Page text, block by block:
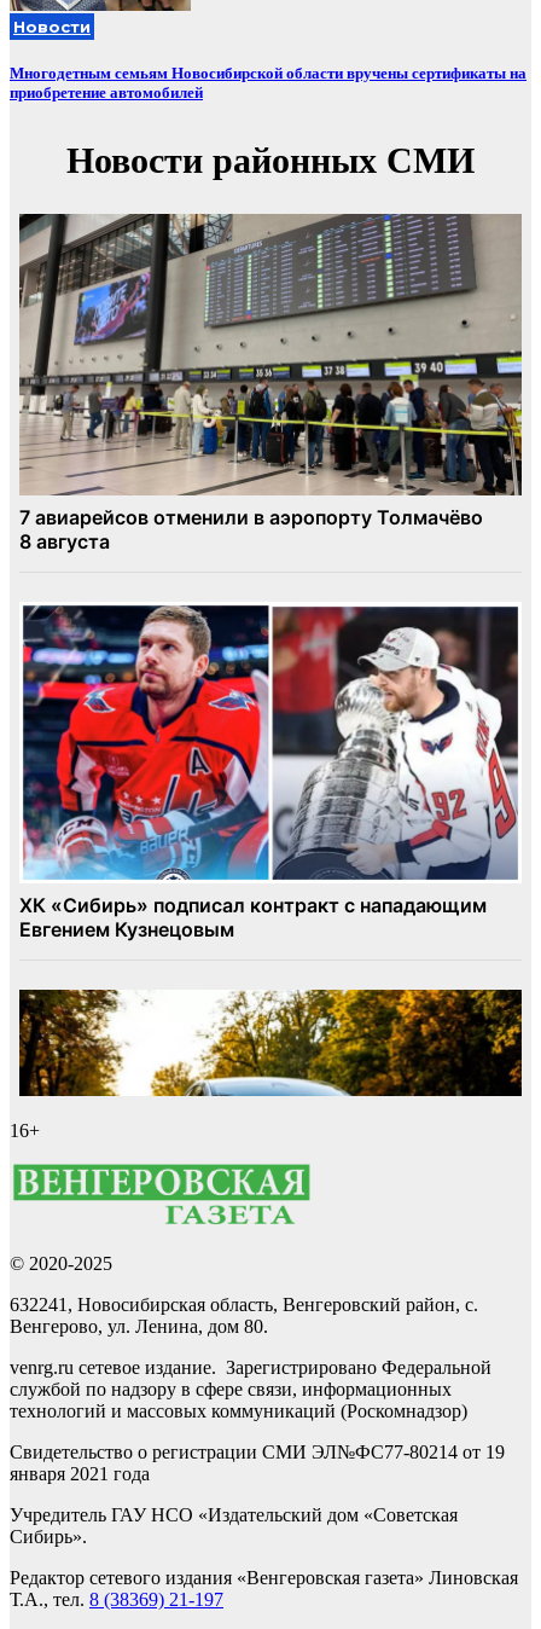
Новости
Многодетным семьям Новосибирской области вручены сертификаты на
приобретение автомобилей
16+
© 2020-2025
632241, Новосибирская область, Венгеровский район, с.
Венгерово, ул. Ленина, дом 80.
venrg.ru сетевое издание. Зарегистрировано Федеральной
службой по надзору в сфере связи, информационных
технологий и массовых коммуникаций (Роскомнадзор)
Свидетельство о регистрации СМИ ЭЛ№ФС77-80214 от 19
января 2021 года
Учредитель ГАУ НСО «Издательский дом «Советская
Сибирь».
Редактор сетевого издания «Венгеровская газета» Линовская
Т.А., тел. 8 (38369) 21-197